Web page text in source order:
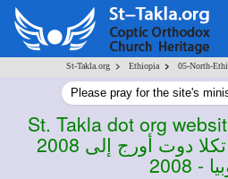
St-Takla.org > Ethiopia > 05-North-
Please pray for the site's
St. Takla dot org
2008 دوت أورج إلى
- 2008